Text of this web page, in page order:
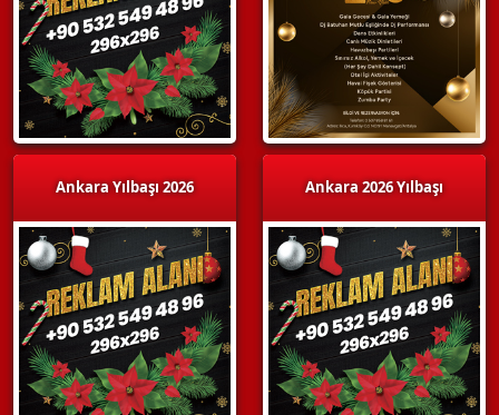
Ankara Yılbaşı 2026 Ankara 2026 Yılbaşı